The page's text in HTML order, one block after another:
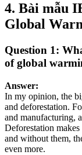
4. Bài mẫu
Global
Question 1:
of global
Answer:
In my opinion, the
and deforestation.
and manufacturing,
Deforestation makes
and without them,
even more.